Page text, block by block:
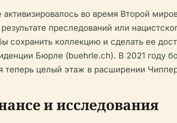
во время Второй
преследований или
сохранить коллекцию и сделать ее
Бюрле (buehrle.ch). В 2021 году
теперь целый этаж в расширении
и исследования